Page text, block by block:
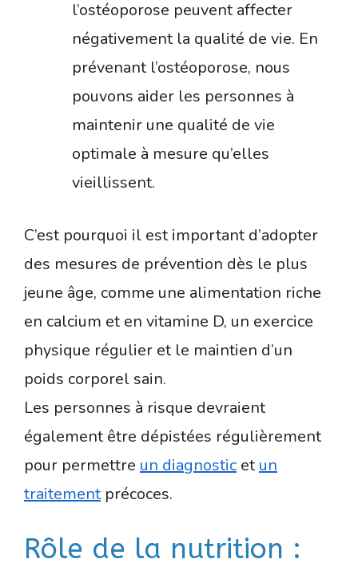
l’ostéoporose peuvent affecter
négativement la qualité de vie. En
prévenant l’ostéoporose, nous
pouvons aider les personnes à
maintenir une qualité de vie
optimale à mesure qu’elles
vieillissent.
C’est pourquoi il est important d’adopter
des mesures de prévention dès le plus
jeune âge, comme une alimentation riche
en calcium et en vitamine D, un exercice
physique régulier et le maintien d’un
poids corporel sain.
Les personnes à risque devraient
également être dépistées régulièrement
pour permettre un diagnostic et un
traitement précoces.
Rôle de la nutrition :